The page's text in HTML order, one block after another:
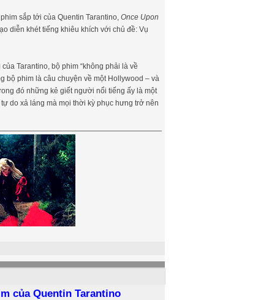
sắp tới của Quentin Tarantino, Once Upon
diễn khét tiếng khiêu khích với chủ đề: Vụ
Tarantino, bộ phim “không phải là về
bộ phim là câu chuyện về một Hollywood – và
đó những kẻ giết người nổi tiếng ấy là một
do xả láng mà mọi thời kỳ phục hưng trở nên
của Quentin Tarantino